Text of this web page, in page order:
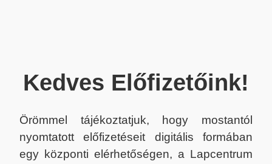
Kedves Előfizetőink!
Örömmel tájékoztatjuk, hogy mostantól
nyomtatott előfizetéseit digitális formában
egy központi elérhetőségen, a Lapcentrum